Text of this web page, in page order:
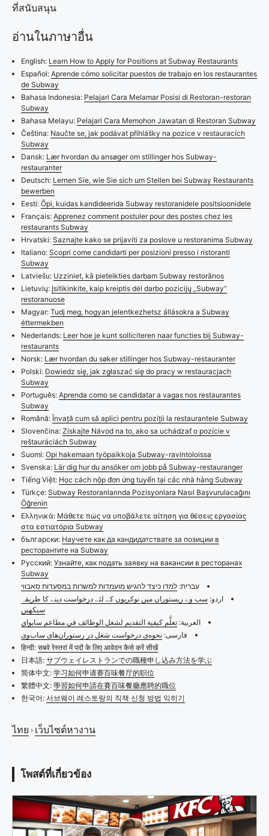
ที่สนับสนุน
อ่านในภาษาอื่น
English: Learn How to Apply for Positions at Subway Restaurants
Español: Aprende cómo solicitar puestos de trabajo en los restaurantes
de Subway
Bahasa Indonesia: Pelajari Cara Melamar Posisi di Restoran-restoran
Subway
Bahasa Melayu: Pelajari Cara Memohon Jawatan di Restoran Subway
Čeština: Naučte se, jak podávat přihlášky na pozice v restauracích
Subway
Dansk: Lær hvordan du ansøger om stillinger hos Subway-
restauranter
Deutsch: Lernen Sie, wie Sie sich um Stellen bei Subway Restaurants
bewerben
Eesti: Õpi, kuidas kandideerida Subway restoranidele positsioonidele
Français: Apprenez comment postuler pour des postes chez les
restaurants Subway
Hrvatski: Saznajte kako se prijaviti za poslove u restoranima Subway
Italiano: Scopri come candidarti per posizioni presso i ristoranti
Subway
Latviešu: Uzziniet, kā pieteikties darbam Subway restorānos
Lietuvių: Įsitikinkite, kaip kreiptis dėl darbo pozicijų „Subway“
restoranuose
Magyar: Tudj meg, hogyan jelentkezhetsz állásokra a Subway
éttermekben
Nederlands: Leer hoe je kunt solliciteren naar functies bij Subway-
restaurants
Norsk: Lær hvordan du søker stillinger hos Subway-restauranter
Polski: Dowiedz się, jak zgłaszać się do pracy w restauracjach
Subway
Português: Aprenda como se candidatar a vagas nos restaurantes
Subway
Română: Învață cum să aplici pentru poziții la restaurantele Subway
Slovenčina: Získajte Návod na to, ako sa uchádzať o pozície v
reštauráciách Subway
Suomi: Opi hakemaan työpaikkoja Subway-ravintoloissa
Svenska: Lär dig hur du ansöker om jobb på Subway-restauranger
Tiếng Việt: Học cách nộp đơn ứng tuyển tại các nhà hàng Subway
Türkçe: Subway Restoranlarında Pozisyonlara Nasıl Başvurulacağını
Öğrenin
Ελληνικά: Μάθετε πώς να υποβάλετε αίτηση για θέσεις εργασίας
στα εστιατόρια Subway
български: Научете как да кандидатствате за позиции в
ресторантите на Subway
Русский: Узнайте, как подать заявку на вакансии в ресторанах
Subway
עברית: למדו כיצד להגיש מועמדות למשרות במסעדות סאבווי
اردو: سب وے ریستوراں میں نوکریوں کے لئے درخواست دینے کا طریقہ
سیکھیں
العربية: تعلَّم كيفية التقديم لشغل الوظائف في مطاعم سابواي
فارسی: نحوه‌ی درخواست شغل در رستوران‌های ساب‌وی
हिन्दी: सबवे रेस्तरां में पदों के लिए आवेदन कैसे करें सीखें
日本語: サブウェイレストランでの職種申し込み方法を学ぶ
简体中文: 学习如何申请赛百味餐厅的职位
繁體中文: 學習如何申請在賽百味餐廳應聘的職位
한국어: 서브웨이 레스토랑의 직책 신청 방법 익히기
ไทย › เว็บไซต์หางาน
โพสต์ที่เกี่ยวข้อง